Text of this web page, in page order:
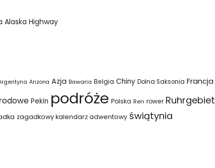
Alaska Highway
Arizona Azja Bawaria Belgia Chiny Dolna Saksonia Francja
Pekin podróże Polska Ren rower Ruhrgebiet
zagadkowy kalendarz adwentowy świątynia